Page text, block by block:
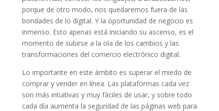
porque de otro modo, nos quedaremos fuera de las
bondades de lo digital. Y la oportunidad de negocio es
inmenso. Esto apenas está iniciando su ascenso, es el
momento de subirse a la ola de los cambios y las
transformaciones del comercio electrónico digital.
Lo importante en este ámbito es superar el miedo de
comprar y vender en línea. Las plataformas cada vez
son más intuitivas y muy fáciles de usar, y sobre todo
cada día aumenta la seguridad de las páginas web para